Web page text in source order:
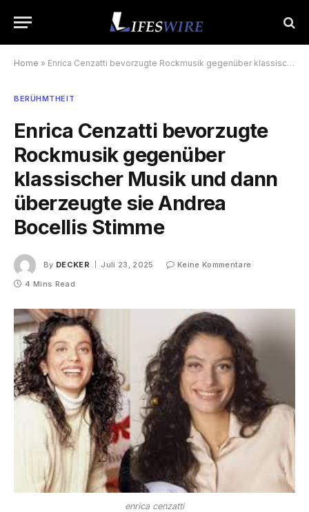
Home » Enrica Cenzatti bevorzugte Rockmusik gegenüber klassischer Musik und dann überzeugte sie Andrea Bocellis Stimme
BERÜHMTHEIT
Enrica Cenzatti bevorzugte
Rockmusik gegenüber
klassischer Musik und dann
überzeugte sie Andrea
Bocellis Stimme
By DECKER Juli 23, 2025
Keine Kommentare
4 Mins Read
enrica cenzatti